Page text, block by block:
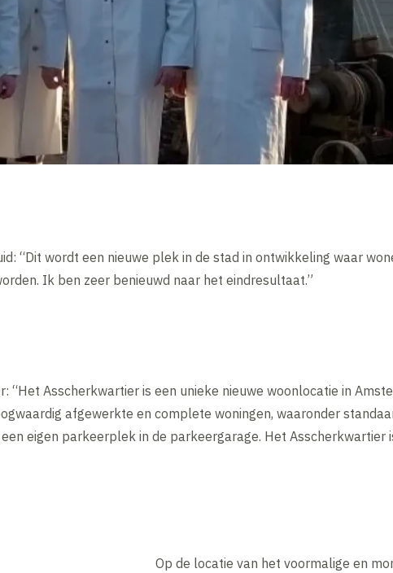
“Dit wordt een nieuwe plek in de stad in ontwikkeling waar
Ik ben zeer benieuwd naar het eindresultaat.”
“Het Asscherkwartier is een unieke nieuwe woonlocatie in
afgewerkte en complete woningen, waaronder
eigen parkeerplek in de parkeergarage. Het Asscherkwartier
Op de locatie van het voormalige en